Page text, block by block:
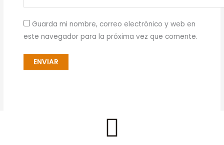
Guarda mi nombre, correo electrónico y web en
este navegador para la próxima vez que comente.